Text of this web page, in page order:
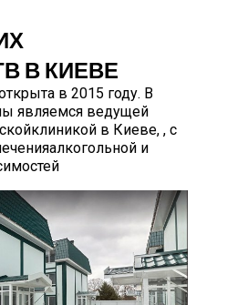
В КИЕВЕ
в 2015 году. В
являемся ведущей
в Киеве, , с
и